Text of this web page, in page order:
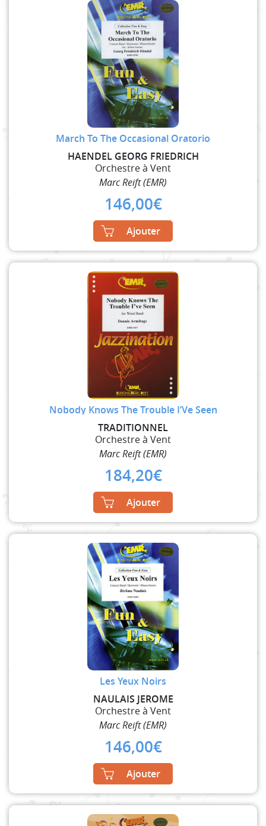
March To The Occasional Oratorio
HAENDEL GEORG FRIEDRICH
Orchestre à Vent
Marc Reift (EMR)
146,00€
Ajouter
Nobody Knows The Trouble I’Ve Seen
TRADITIONNEL
Orchestre à Vent
Marc Reift (EMR)
184,20€
Ajouter
Les Yeux Noirs
NAULAIS JEROME
Orchestre à Vent
Marc Reift (EMR)
146,00€
Ajouter